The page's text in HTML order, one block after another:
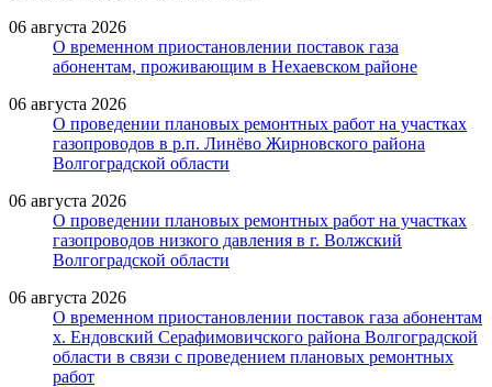
06 августа 2026
О временном приостановлении поставок газа
абонентам, проживающим в Нехаевском районе
06 августа 2026
О проведении плановых ремонтных работ на участках
газопроводов в р.п. Линёво Жирновского района
Волгоградской области
06 августа 2026
О проведении плановых ремонтных работ на участках
газопроводов низкого давления в г. Волжский
Волгоградской области
06 августа 2026
О временном приостановлении поставок газа абонентам
х. Ендовский Серафимовичского района Волгоградской
области в связи с проведением плановых ремонтных
работ